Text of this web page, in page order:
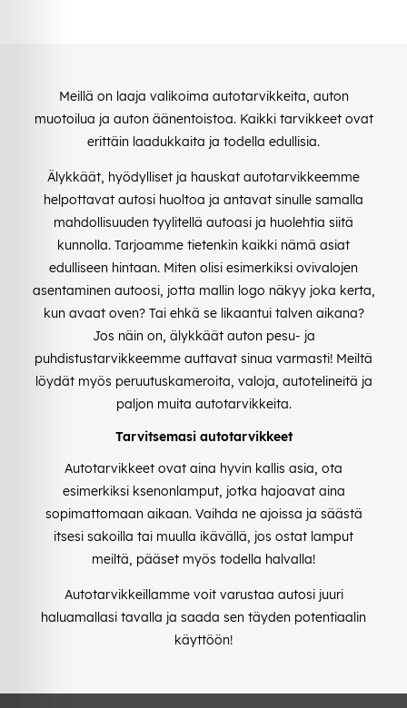
Meillä on laaja valikoima autotarvikkeita, auton
muotoilua ja auton äänentoistoa. Kaikki tarvikkeet ovat
erittäin laadukkaita ja todella edullisia.
Älykkäät, hyödylliset ja hauskat autotarvikkeemme
helpottavat autosi huoltoa ja antavat sinulle samalla
mahdollisuuden tyylitellä autoasi ja huolehtia siitä
kunnolla. Tarjoamme tietenkin kaikki nämä asiat
edulliseen hintaan. Miten olisi esimerkiksi ovivalojen
asentaminen autoosi, jotta mallin logo näkyy joka kerta,
kun avaat oven? Tai ehkä se likaantui talven aikana?
Jos näin on, älykkäät auton pesu- ja
puhdistustarvikkeemme auttavat sinua varmasti! Meiltä
löydät myös peruutuskameroita, valoja, autotelineitä ja
paljon muita autotarvikkeita.
Tarvitsemasi autotarvikkeet
Autotarvikkeet ovat aina hyvin kallis asia, ota
esimerkiksi ksenonlamput, jotka hajoavat aina
sopimattomaan aikaan. Vaihda ne ajoissa ja säästä
itsesi sakoilla tai muulla ikävällä, jos ostat lamput
meiltä, pääset myös todella halvalla!
Autotarvikkeillamme voit varustaa autosi juuri
haluamallasi tavalla ja saada sen täyden potentiaalin
käyttöön!